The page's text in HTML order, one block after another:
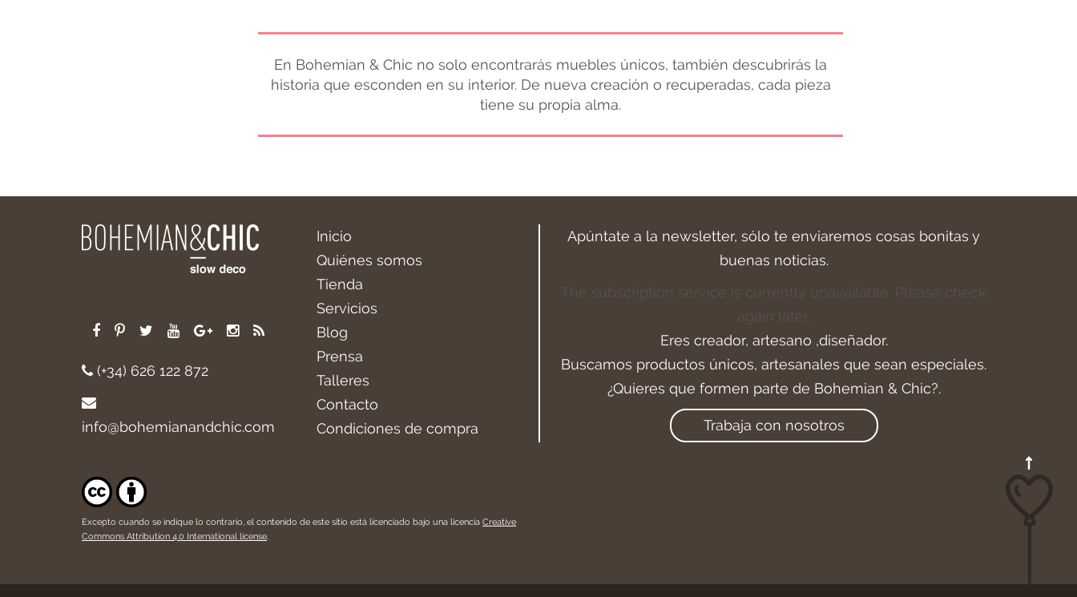
En Bohemian & Chic no solo encontrarás muebles únicos, también descubrirás la
historia que esconden en su interior. De nueva creación o recuperadas, cada pieza
tiene su propia alma.
(+34) 626 122 872
info@bohemianandchic.com
Inicio
Quiénes somos
Tienda
Servicios
Blog
Prensa
Talleres
Contacto
Condiciones de compra
Excepto cuando se indique lo contrario, el contenido de este sitio está licenciado bajo una licencia Creative
Commons Attribution 4.0 International license.
Apúntate a la newsletter, sólo te enviaremos cosas bonitas y
buenas noticias.
The subscription service is currently unavailable. Please check
again later.
Eres creador, artesano ,diseñador.
Buscamos productos únicos, artesanales que sean especiales.
¿Quieres que formen parte de Bohemian & Chic?.
Trabaja con nosotros